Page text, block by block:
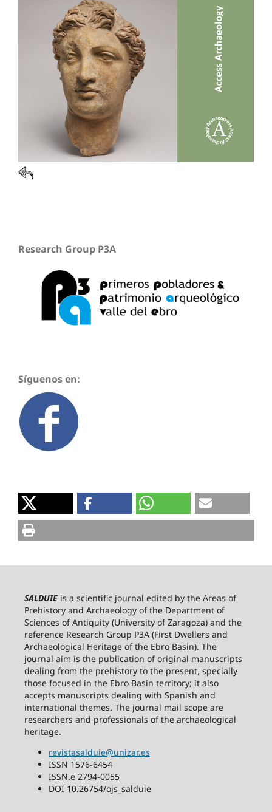
Research Group P3A
Síguenos en:
SALDUIE is a scientific journal edited by the Areas of
Prehistory and Archaeology of the Department of
Sciences of Antiquity (University of Zaragoza) and the
reference Research Group P3A (First Dwellers and
Archaeological Heritage of the Ebro Basin). The
journal aim is the publication of original manuscripts
dealing from the prehistory to the present, specially
those focused in the Ebro Basin territory; it also
accepts manuscripts dealing with Spanish and
international themes. The journal mail scope are
researchers and professionals of the archaeological
heritage.
revistasalduie@unizar.es
ISSN 1576-6454
ISSN.e 2794-0055
DOI 10.26754/ojs_salduie